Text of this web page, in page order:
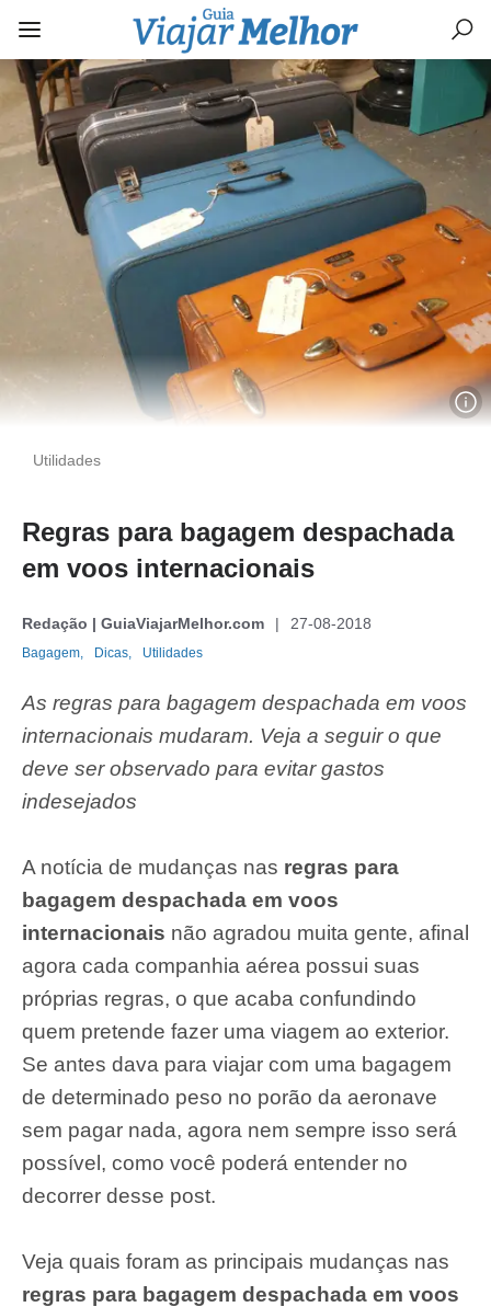
Utilidades
Regras para bagagem despachada
em voos internacionais
Redação | GuiaViajarMelhor.com 27-08-2018
Bagagem, Dicas, Utilidades
As regras para bagagem despachada em voos
internacionais mudaram. Veja a seguir o que
deve ser observado para evitar gastos
indesejados
A notícia de mudanças nas regras para
bagagem despachada em voos
internacionais não agradou muita gente, afinal
agora cada companhia aérea possui suas
próprias regras, o que acaba confundindo
quem pretende fazer uma viagem ao exterior.
Se antes dava para viajar com uma bagagem
de determinado peso no porão da aeronave
sem pagar nada, agora nem sempre isso será
possível, como você poderá entender no
decorrer desse post.
Veja quais foram as principais mudanças nas
regras para bagagem despachada em voos